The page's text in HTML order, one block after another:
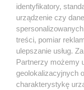
Kultura
X
identyfikatory,
urządzenie czy
treści, pomiar
ulepszanie usług.
Partnerzy możemy
geolokalizacyjnych
charakterystykę